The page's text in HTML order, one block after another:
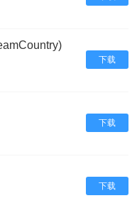
下载
下载
下载